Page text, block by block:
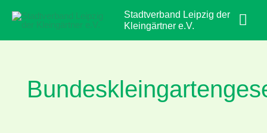
Inhalt
springen
Stadtverband Leipzig der
Kleingärtner e.V.